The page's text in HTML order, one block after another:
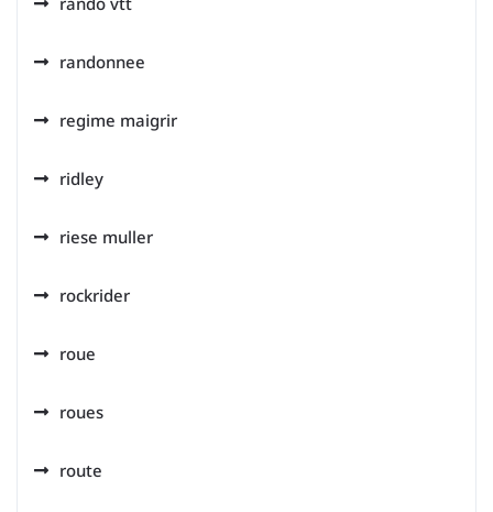
randonnee
regime maigrir
ridley
riese muller
rockrider
roue
roues
route